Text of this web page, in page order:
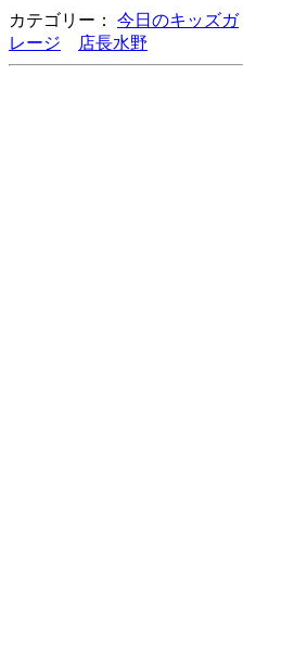
カテゴリー：
今日のキッズガ
レージ
店長水野